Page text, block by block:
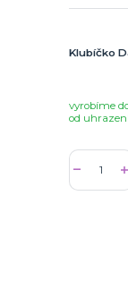
Klubíčko
vyrobíme
od